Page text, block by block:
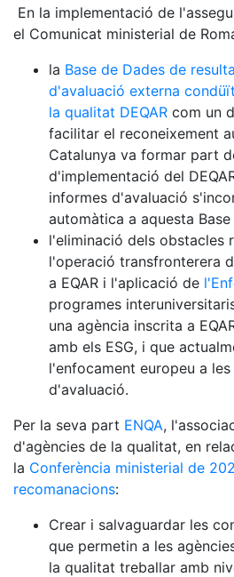
En la implementació de
el Comunicat ministerial de
la Base de Dades de
d'avaluació externa
la qualitat DEQAR com un
facilitar el reconeixement
Catalunya va formar part
d'implementació del
informes d'avaluació
automàtica a aquesta Base
l'eliminació dels obstacles
l'operació transfronterera
a EQAR i l'aplicació de
programes
una agència inscrita a
amb els ESG, i que
l'enfocament europeu a
d'avaluació.
Per la seva part ENQA,
d'agències de la qualitat, en
la Conferència ministerial de
recomanacions:
Crear i salvaguardar les
que permetin a les
la qualitat treballar amb